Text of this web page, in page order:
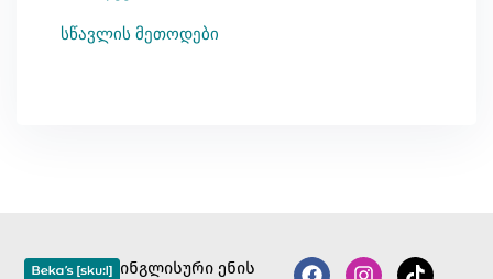
სწავლის მეთოდები
ინგლისური ენის